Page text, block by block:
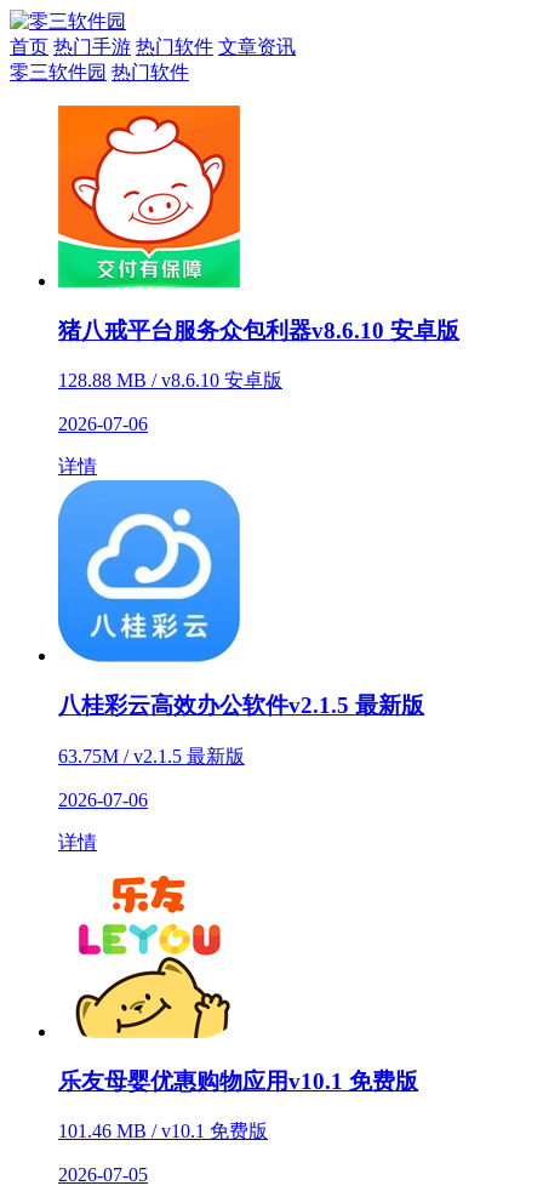
首页 热门手游 热门软件 文章资讯
零三软件园 热门软件
猪八戒平台服务众包利器v8.6.10 安卓版
128.88 MB / v8.6.10 安卓版
2026-07-06
详情
八桂彩云高效办公软件v2.1.5 最新版
63.75M / v2.1.5 最新版
2026-07-06
详情
乐友母婴优惠购物应用v10.1 免费版
101.46 MB / v10.1 免费版
2026-07-05